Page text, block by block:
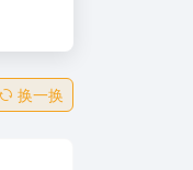
换一换